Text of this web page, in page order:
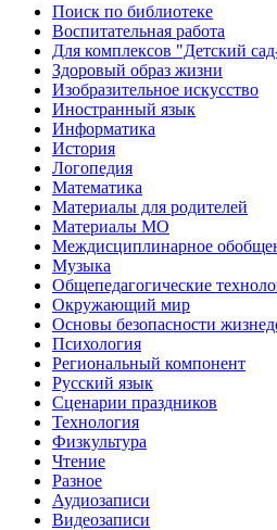
Поиск по библиотеке
Воспитательная работа
Для комплексов "Детский
Здоровый образ жизни
Изобразительное искусство
Иностранный язык
Информатика
История
Логопедия
Математика
Материалы для родителей
Материалы МО
Междисциплинарное
Музыка
Общепедагогические
Окружающий мир
Основы безопасности
Психология
Региональный компонент
Русский язык
Сценарии праздников
Технология
Физкультура
Чтение
Разное
Аудиозаписи
Видеозаписи